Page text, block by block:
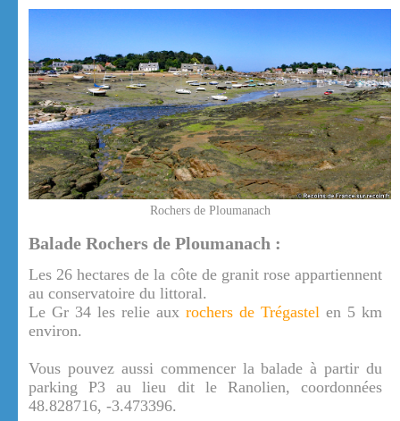
Rochers de Ploumanach
Balade Rochers de Ploumanach :
Les 26 hectares de la côte de granit rose appartiennent
au conservatoire du littoral.
Le Gr 34 les relie aux rochers de Trégastel en 5 km
environ.
Vous pouvez aussi commencer la balade à partir du
parking P3 au lieu dit le Ranolien, coordonnées
48.828716, -3.473396.